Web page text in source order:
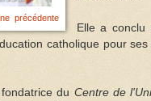
précédente
Elle a
catholique pour
du Centre de